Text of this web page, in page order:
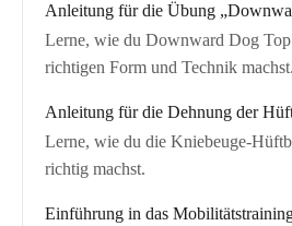
Anleitung für die Übung
Lerne, wie du Downward Dog
richtigen Form und Technik machst.
Anleitung für die Dehnung der
Lerne, wie du die Kniebeuge-
richtig machst.
Einführung in das